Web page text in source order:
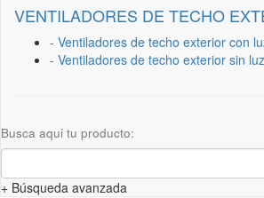
VENTILADORES DE TECHO
- Ventiladores de techo exterior con
- Ventiladores de techo exterior sin luz
Busca aqui tu producto:
+ Búsqueda avanzada